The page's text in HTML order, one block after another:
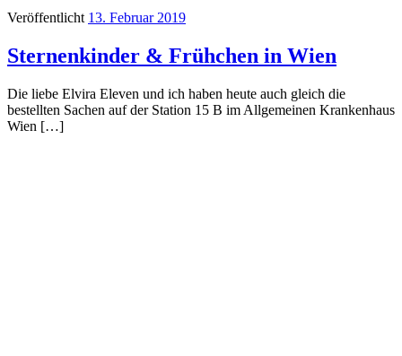
Veröffentlicht 13. Februar 2019
Sternenkinder & Frühchen in Wien
Die liebe Elvira Eleven und ich haben heute auch gleich die
bestellten Sachen auf der Station 15 B im Allgemeinen Krankenhaus
Wien […]